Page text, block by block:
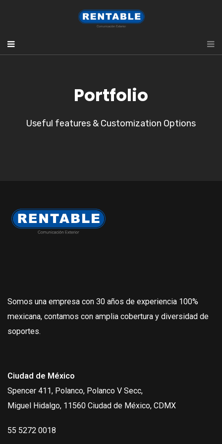
Portfolio
Useful features & Customization Options
Somos una empresa con 30 años de experiencia 100%
mexicana, contamos con amplia cobertura y diversidad de
soportes.
Ciudad de México
Spencer 411, Polanco, Polanco V Secc,
Miguel Hidalgo, 11560 Ciudad de México, CDMX
55 5272 0018